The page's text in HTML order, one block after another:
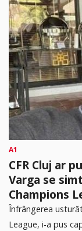
A1
CFR Cluj ar
Varga se
Champions
Înfrângerea
League, i-a pus